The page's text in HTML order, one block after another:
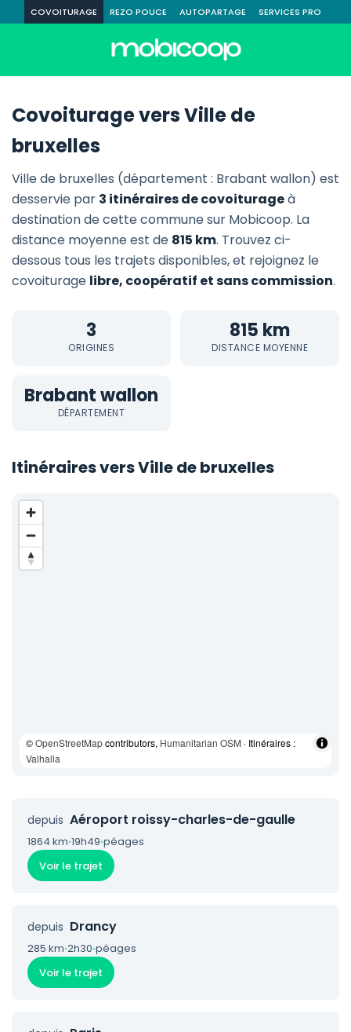
COVOITURAGE REZO POUCE AUTOPARTAGE SERVICES PRO
Covoiturage vers Ville de
bruxelles
Ville de bruxelles (département : Brabant wallon) est
desservie par 3 itinéraires de covoiturageà
destination de cette commune sur Mobicoop. La
distance moyenne est de 815 km. Trouvez ci-
dessous tous les trajets disponibles, et rejoignez le
covoiturage libre, coopératif et sans commission.
3
ORIGINES
815 km
DISTANCE MOYENNE
Brabant wallon
DÉPARTEMENT
Itinéraires vers Ville de bruxelles
©OpenStreetMapcontributors, Humanitarian OSM · Itinéraires :
Valhalla
depuis Aéroport roissy-charles-de-gaulle
1864 km·19h49·péages
Voir le trajet
depuis Drancy
285 km·2h30·péages
Voir le trajet